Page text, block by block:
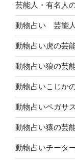
芸能人・有名人
動物占い 芸能
動物占い虎の芸
動物占い狼の芸
動物占いこじか
動物占いペガサ
動物占い猿の芸
動物占いチータ